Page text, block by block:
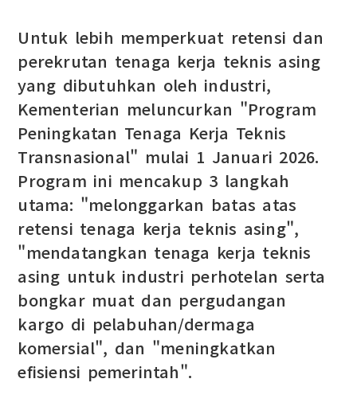
Untuk lebih memperkuat retensi dan
perekrutan tenaga kerja teknis asing
yang dibutuhkan oleh industri,
Kementerian meluncurkan "Program
Peningkatan Tenaga Kerja Teknis
Transnasional" mulai 1 Januari 2026.
Program ini mencakup 3 langkah
utama: "melonggarkan batas atas
retensi tenaga kerja teknis asing",
"mendatangkan tenaga kerja teknis
asing untuk industri perhotelan serta
bongkar muat dan pergudangan
kargo di pelabuhan/dermaga
komersial", dan "meningkatkan
efisiensi pemerintah".